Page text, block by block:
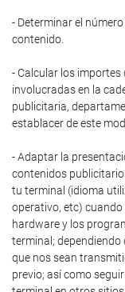
- Determinar el
contenido.
- Calcular los
involucradas en la
publicitaria,
establacer de este
- Adaptar la
contenidos
tu terminal (idioma
operativo, etc) cuando
hardware y los
terminal;
que nos sean
previo; así como